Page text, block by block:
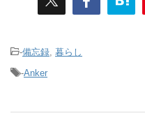
-備忘録, 暮らし
-Anker